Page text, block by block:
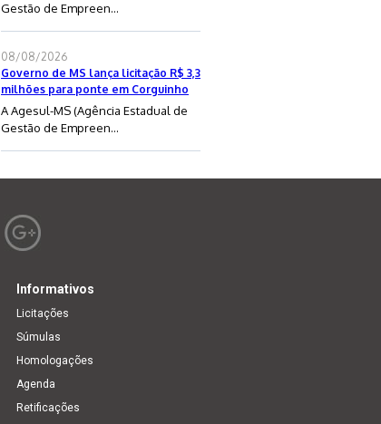
Gestão de Empreen...
08/08/2026
Governo de MS lança licitação R$ 3,3
milhões para ponte em Corguinho
A Agesul-MS (Agência Estadual de
Gestão de Empreen...
Informativos
Licitações
Súmulas
Homologações
Agenda
Retificações